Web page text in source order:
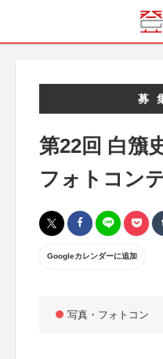
募
第22回 白籏
フォトコン
Googleカレンダーに追加
写真・フォトコン